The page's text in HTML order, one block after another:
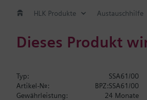
HLK Produkte Austauschhilfe
Dieses Produkt
Typ:
SSA61/00
Artikel-Nr.:
BPZ:SSA61/00
Gewährleistung:
24 Monate